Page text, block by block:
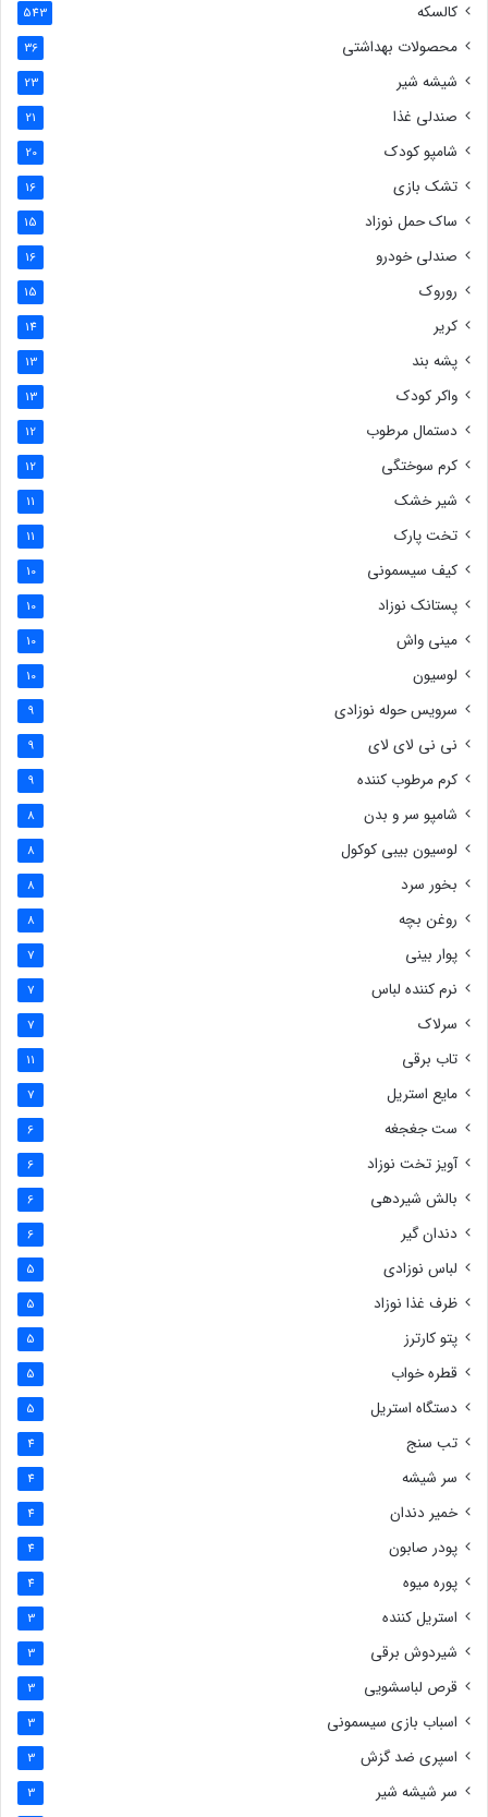
کالسکه 543
محصولات بهداشتی 36
شیشه شیر 23
صندلی غذا 21
شامپو کودک 20
تشک بازی 16
ساک حمل نوزاد 15
صندلی خودرو 16
روروک 15
کریر 14
پشه بند 13
واکر کودک 13
دستمال مرطوب 12
کرم سوختگی 12
شیر خشک 11
تخت پارک 11
کیف سیسمونی 10
پستانک نوزاد 10
مینی واش 10
لوسیون 10
سرویس حوله نوزادی 9
نی نی لای لای 9
کرم مرطوب کننده 9
شامپو سر و بدن 8
لوسیون بیبی کوکول 8
بخور سرد 8
روغن بچه 8
پوار بینی 7
نرم کننده لباس 7
سرلاک 7
تاب برقی 11
مایع استریل 7
ست جغجغه 6
آویز تخت نوزاد 6
بالش شیردهی 6
دندان گیر 6
لباس نوزادی 5
ظرف غذا نوزاد 5
پتو کارترز 5
قطره خواب 5
دستگاه استریل 5
تب سنج 4
سر شیشه 4
خمیر دندان 4
پودر صابون 4
پوره میوه 4
استریل کننده 3
شیردوش برقی 3
قرص لباسشویی 3
اسباب بازی سیسمونی 3
اسپری ضد گزش 3
سر شیشه شیر 3